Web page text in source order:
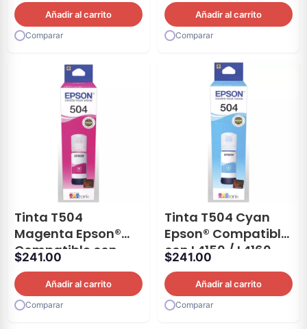
Añadir al carrito
Comparar
Añadir al carrito
Comparar
Tinta T504
Magenta Epson®
Compatible con
L4150 / L4160
$241.00
Añadir al carrito
Comparar
Tinta T504 Cyan
Epson® Compatible
con L4150 / L4160
$241.00
Añadir al carrito
Comparar